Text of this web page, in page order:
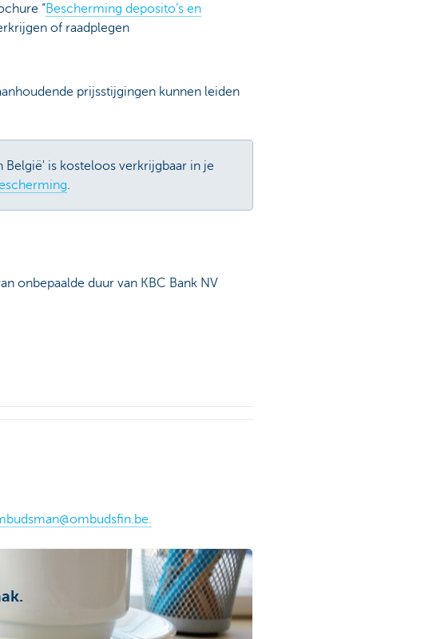
“Bescherming deposito’s en
of raadplegen
prijsstijgingen kunnen leiden
is kosteloos verkrijgbaar in je
.
onbepaalde duur van KBC Bank NV